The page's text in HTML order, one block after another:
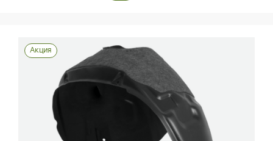
Акция